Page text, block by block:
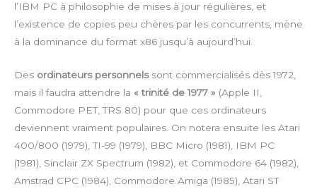
l’IBM PC à philosophie de mises à jour régulières, et
l’existence de copies peu chères par les concurrents, mène
à la dominance du format x86 jusqu’à aujourd’hui.
Des ordinateurs personnelssont commercialisés dès 1972,
mais il faudra attendre la « trinité de 1977 » (Apple II,
Commodore PET, TRS 80) pour que ces ordinateurs
deviennent vraiment populaires. On notera ensuite les Atari
400/800 (1979), TI-99 (1979), BBC Micro (1981), IBM PC
(1981), Sinclair ZX Spectrum (1982), et Commodore 64 (1982),
Amstrad CPC (1984), Commodore Amiga (1985), Atari ST